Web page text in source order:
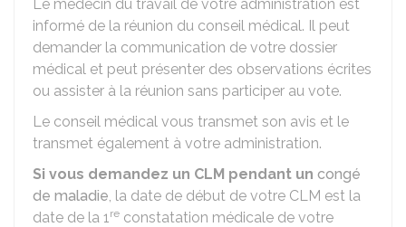
Le médecin du travail de votre administration est
informé de la réunion du conseil médical. Il peut
demander la communication de votre dossier
médical et peut présenter des observations écrites
ou assister à la réunion sans participer au vote.
Le conseil médical vous transmet son avis et le
transmet également à votre administration.
Si vous demandez un CLM pendant un congé
de maladie, la date de début de votre CLM est la
date de la 1re constatation médicale de votre